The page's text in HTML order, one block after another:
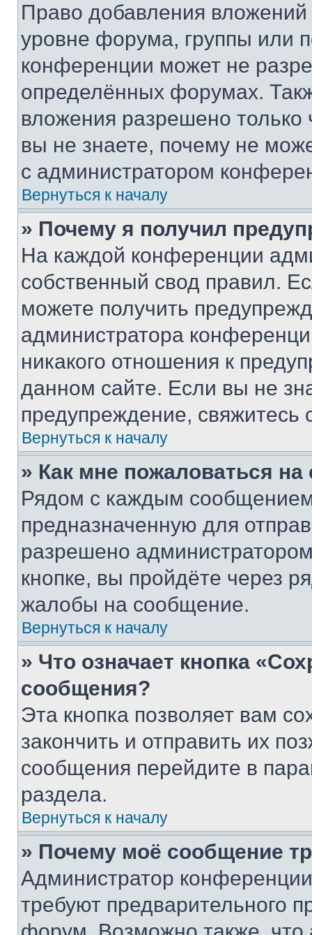
Право добавления
уровне форума, группы или
конференции может не
определённых форумах.
вложения разрешено
вы не знаете, почему не
с администратором
Вернуться к началу
» Почему я получил
На каждой конференции
собственный свод правил.
можете получить
администратора
никакого отношения к
данном сайте. Если вы не
предупреждение,
Вернуться к началу
» Как мне пожаловаться
Рядом с каждым сообщением
предназначенную для
разрешено
кнопке, вы пройдёте через
жалобы на сообщение.
Вернуться к началу
» Что означает кнопка
сообщения?
Эта кнопка позволяет вам
закончить и отправить их
сообщения перейдите в
раздела.
Вернуться к началу
» Почему моё сообщение
Администратор
требуют предварительного